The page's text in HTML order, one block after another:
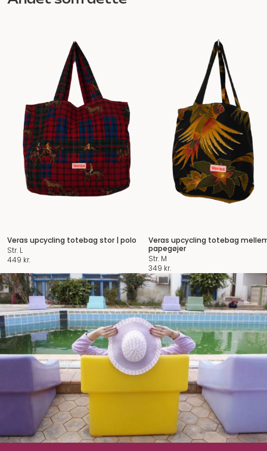
Veras upcycling totebag stor | polo
Str. L
449 kr.
Veras upcycling totebag
papegøjer
Str. M
349 kr.